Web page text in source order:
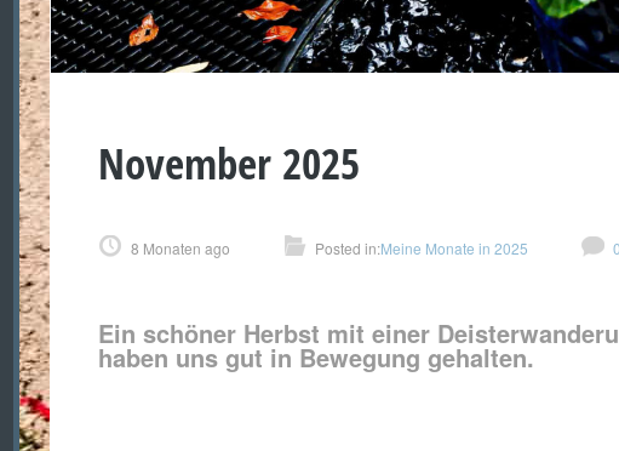
November 2025
8 Monaten ago Posted in:Meine Monate in 2025 0
Ein schöner Herbst mit einer
haben uns gut in Bewegung gehalten.